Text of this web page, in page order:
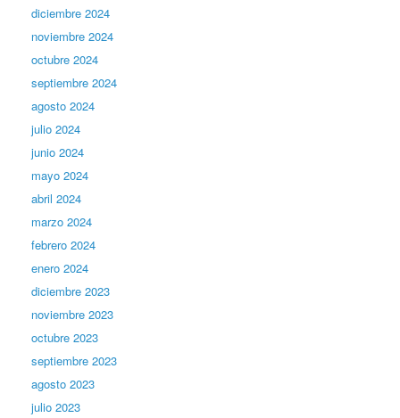
diciembre 2024
noviembre 2024
octubre 2024
septiembre 2024
agosto 2024
julio 2024
junio 2024
mayo 2024
abril 2024
marzo 2024
febrero 2024
enero 2024
diciembre 2023
noviembre 2023
octubre 2023
septiembre 2023
agosto 2023
julio 2023